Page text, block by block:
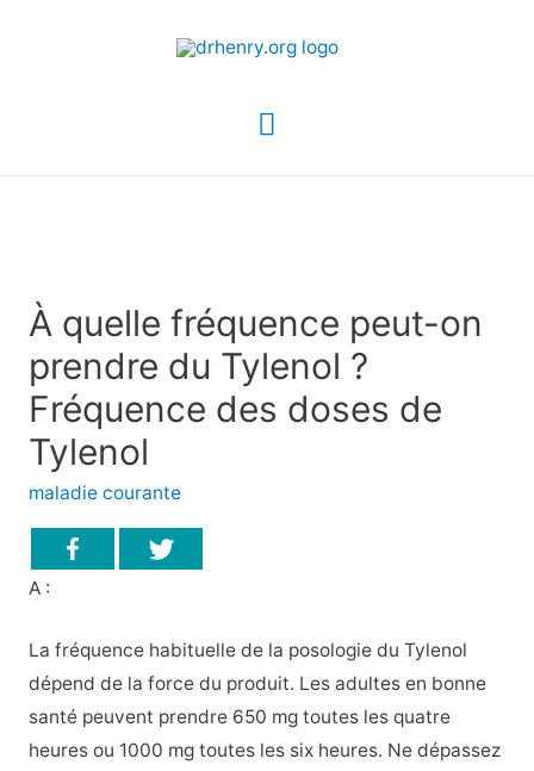
Menu
À quelle fréquence peut-on
prendre du Tylenol ?
Fréquence des doses de
Tylenol
maladie courante
A :
La fréquence habituelle de la posologie du Tylenol
dépend de la force du produit. Les adultes en bonne
santé peuvent prendre 650 mg toutes les quatre
heures ou 1000 mg toutes les six heures. Ne dépassez